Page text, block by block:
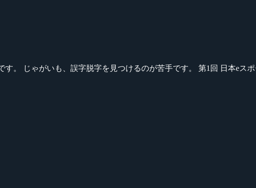
す。 じゃがいも、誤字脱字を見つけるのが苦手です。 第1回 日本eス